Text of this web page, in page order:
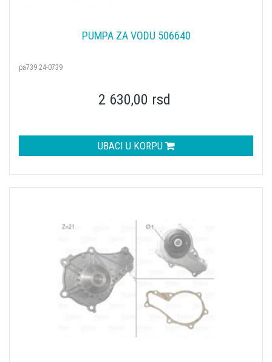
PUMPA ZA VODU 506640
pa739 24-0739
2 630,00 rsd
UBACI U KORPU